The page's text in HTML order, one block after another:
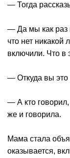
— Тогда
— Да мы как раз
что нет никакой
включили. Что в
— Откуда вы это
— А кто
же и говорила.
Мама стала
оказывается,